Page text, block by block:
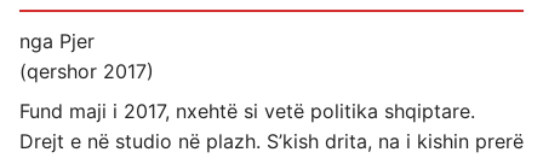
nga Pjer
(qershor 2017)
Fund maji i 2017, nxehtë si vetë politika shqiptare.
Drejt e në studio në plazh. S’kish drita, na i kishin prerë